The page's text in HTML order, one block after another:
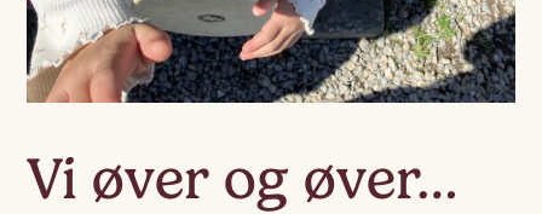
Vi øver og øver…